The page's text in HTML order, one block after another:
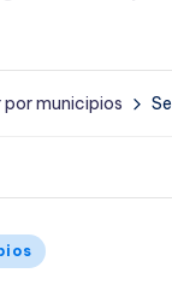
por municipios